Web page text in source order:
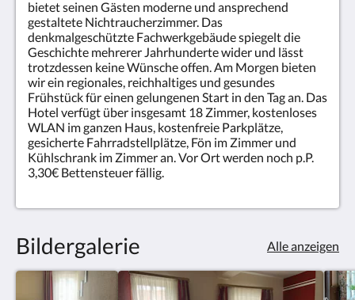
bietet seinen Gästen moderne und ansprechend
gestaltete Nichtraucherzimmer. Das
denkmalgeschützte Fachwerkgebäude spiegelt die
Geschichte mehrerer Jahrhunderte wider und lässt
trotzdessen keine Wünsche offen. Am Morgen bieten
wir ein regionales, reichhaltiges und gesundes
Frühstück für einen gelungenen Start in den Tag an. Das
Hotel verfügt über insgesamt 18 Zimmer, kostenloses
WLAN im ganzen Haus, kostenfreie Parkplätze,
gesicherte Fahrradstellplätze, Fön im Zimmer und
Kühlschrank im Zimmer an. Vor Ort werden noch p.P.
3,30€ Bettensteuer fällig.
Bildergalerie Alle anzeigen